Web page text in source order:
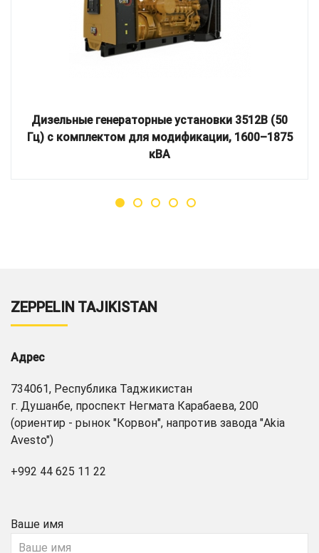
Дизельные генераторные установки 3512B (50
Гц) с комплектом для модификации, 1600–1875
кВА
ZEPPELIN TAJIKISTAN
Адрес
734061, Республика Таджикистан
г. Душанбе, проспект Негмата Карабаева, 200
(ориентир - рынок "Корвон", напротив завода "Akia
Avesto")
+992 44 625 11 22
Ваше имя